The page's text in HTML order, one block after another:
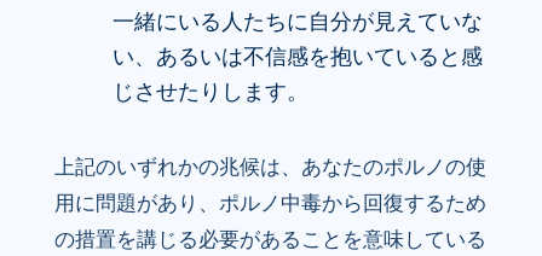
一緒にいる人たちに自分が見えていな
い、あるいは不信感を抱いていると感
じさせたりします。
上記のいずれかの兆候は、あなたのポルノの使
用に問題があり、ポルノ中毒から回復するため
の措置を講じる必要があることを意味している